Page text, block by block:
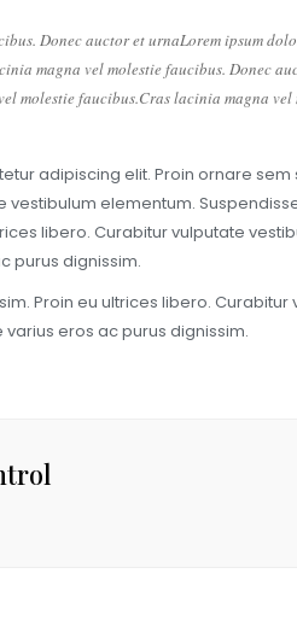
Donec auctor et urnaLorem ipsum
magna vel molestie faucibus. Donec
molestie faucibus.Cras lacinia magna vel
adipiscing elit. Proin ornare
elementum.
libero. Curabitur vulputate
purus dignissim.
Proin eu ultrices libero.
eros ac purus dignissim.